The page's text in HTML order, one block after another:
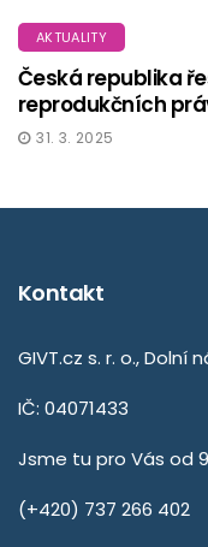
AKTUALITY
Česká republika
reprodukčních
31. 3. 2025
Kontakt
GIVT.cz s. r. o., Dolní
IČ: 04071433
Jsme tu pro Vás od
(+420) 737 266 402